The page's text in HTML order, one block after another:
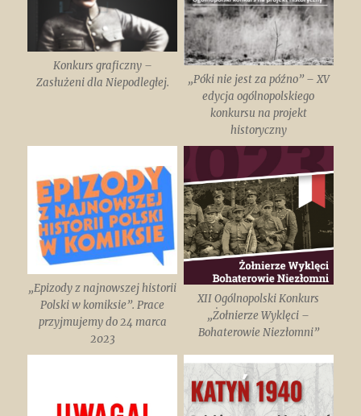
Konkurs graficzny –
Zasłużeni dla Niepodległej.
„Póki nie jest za późno” – XV
edycja ogólnopolskiego
konkursu na projekt
historyczny
„Epizody z najnowszej historii
Polski w komiksie”. Prace
przyjmujemy do 24 marca
2023
XII Ogólnopolski Konkurs
„Żołnierze Wyklęci –
Bohaterowie Niezłomni”